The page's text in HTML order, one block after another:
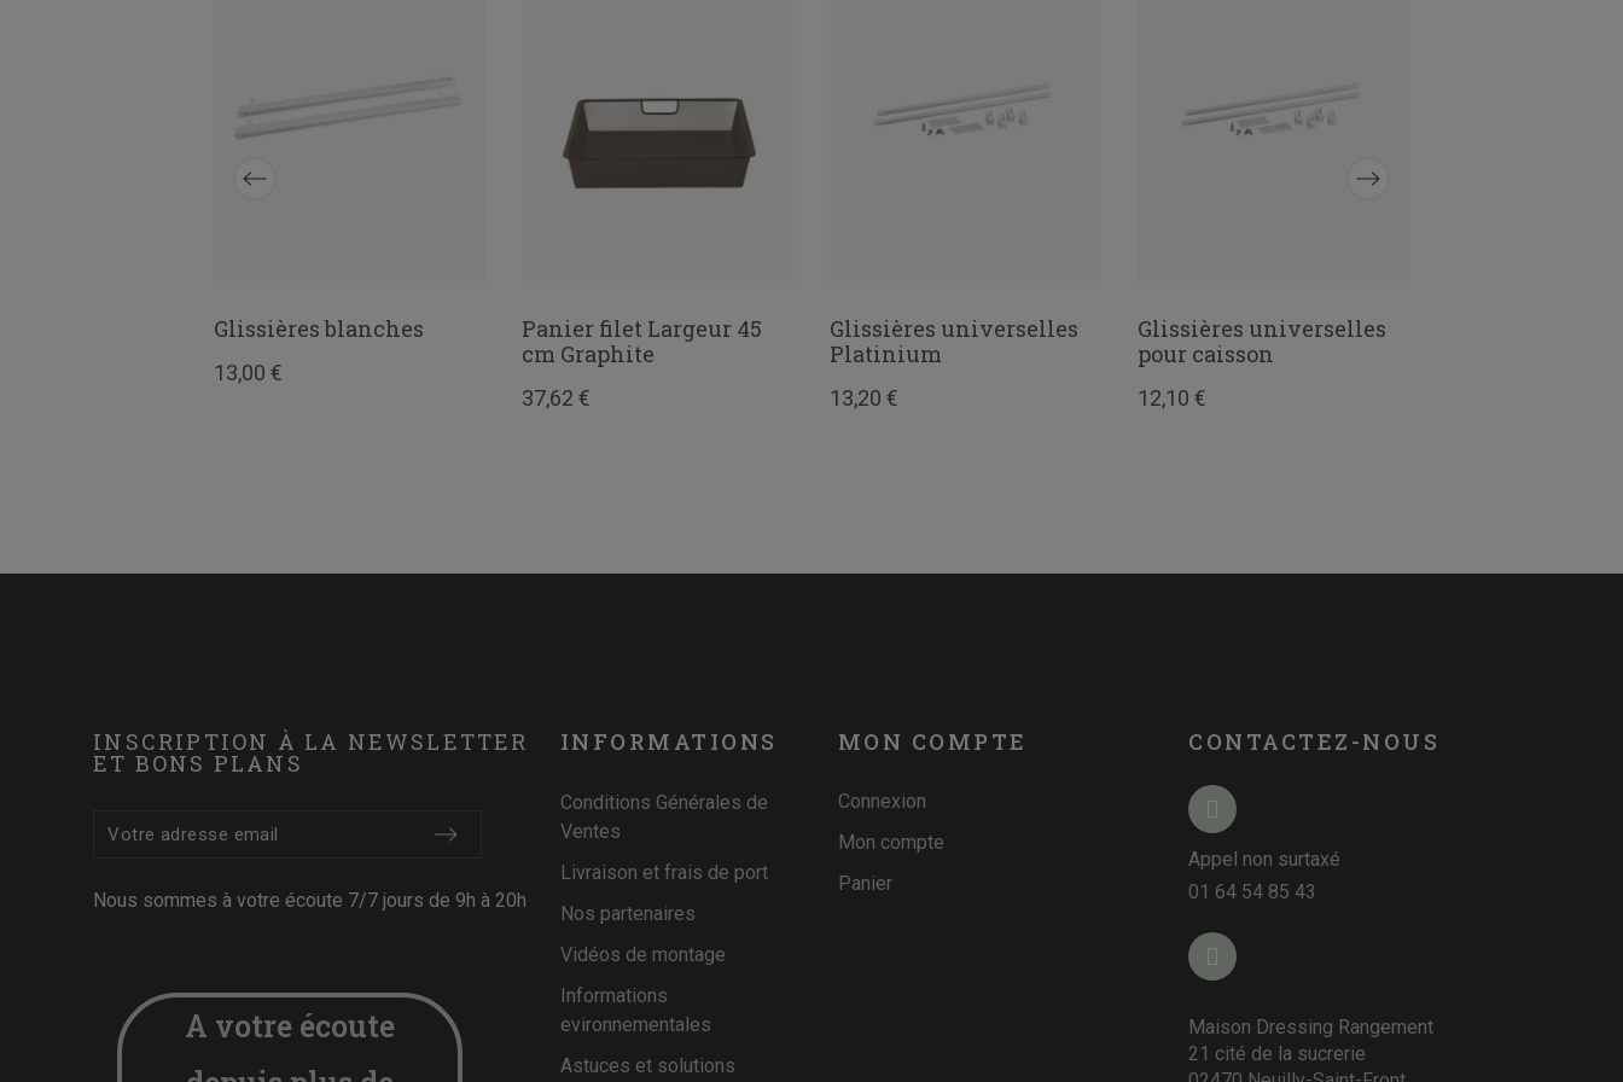
Glissières blanches
13,00 €
Panier filet Largeur 45
cm Graphite
37,62 €
Glissières universelles
Platinium
13,20 €
Glissières universelles
pour caisson
12,10 €
INSCRIPTION À LA NEWSLETTER
ET BONS PLANS
Nous sommes à votre écoute 7/7 jours de 9h à 20h
A votre écoute
INFORMATIONS
Conditions Générales de
Ventes
Livraison et frais de port
Nos partenaires
Vidéos de montage
Informations
evironnementales
Astuces et solutions
MON COMPTE
Connexion
Mon compte
Panier
CONTACTEZ-NOUS
Appel non surtaxé
01 64 54 85 43
Maison Dressing Rangement
21 cité de la sucrerie